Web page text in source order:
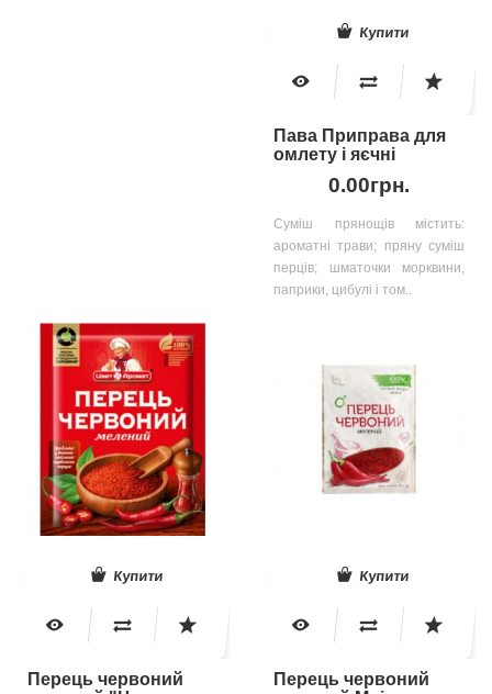
Купити
Пава Приправа для
омлету і яєчні
0.00грн.
Суміш прянощів містить:
ароматні трави; пряну суміш
перців; шматочки морквини,
паприки, цибулі і том..
Купити
Перець червоний
Купити
Перець червоний